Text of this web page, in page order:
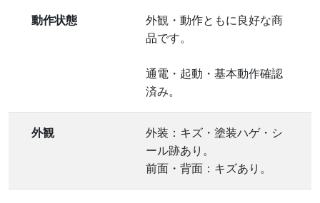
動作状態
外観・動作ともに良好な商
品です。
通電・起動・基本動作確認
済み。
外観
外装：キズ・塗装ハゲ・シ
ール跡あり。
前面・背面：キズあり。